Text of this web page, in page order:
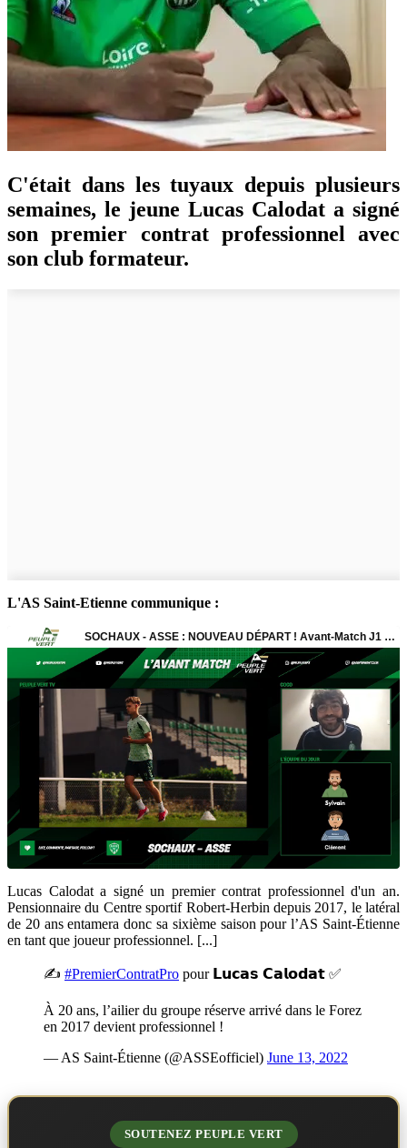
C'était dans les tuyaux depuis plusieurs
semaines, le jeune Lucas Calodat a signé
son premier contrat professionnel avec
son club formateur.
L'AS Saint-Etienne communique :
Lucas Calodat a signé un premier contrat professionnel d'un an.
Pensionnaire du Centre sportif Robert-Herbin depuis 2017, le latéral
de 20 ans entamera donc sa sixième saison pour l’AS Saint-Étienne
en tant que joueur professionnel. [...]
✍️ #PremierContratPro pour 𝗟𝘂𝗰𝗮𝘀 𝗖𝗮𝗹𝗼𝗱𝗮𝘁 ✅
À 20 ans, l’ailier du groupe réserve arrivé dans le Forez
en 2017 devient professionnel !
— AS Saint-Étienne (@ASSEofficiel) June 13, 2022
SOUTENEZ PEUPLE VERT